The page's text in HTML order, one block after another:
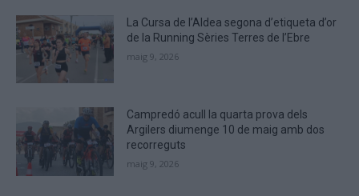
to
verify
that
you
La Cursa de l’Aldea segona d’etiqueta d’or
de la Running Sèries Terres de l’Ebre
maig 9, 2026
Campredó acull la quarta prova dels
Argilers diumenge 10 de maig amb dos
recorreguts
maig 9, 2026